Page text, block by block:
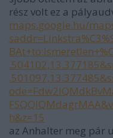
rész volt ez a
maps.google.hu/
h&z=15
az Anhalter meg pár